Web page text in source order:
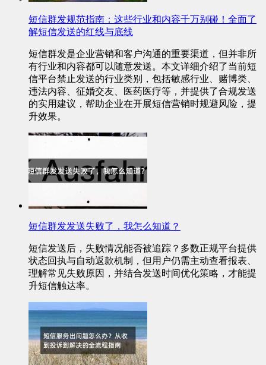
短信群发规范指南：这些行业和内容千万别碰！全面了
解短信发送的红线与底线
短信群发是企业营销和客户沟通的重要渠道，但并非所
有行业和内容都可以随意发送。本文详细介绍了当前短
信平台禁止发送的行业类别，包括敏感行业、赌博类、
违法内容、征婚交友、医药医疗等，并提供了合规发送
的实用建议，帮助企业在开展短信营销时规避风险，提
升效果。
短信群发发送失败了，我怎么知道？
短信发送后，失败情况能否被追踪？多数正规平台提供
状态回执与自动返款机制，但用户仍需主动查看报表、
理解常见失败原因，并结合发送时间优化策略，才能提
升短信触达率。